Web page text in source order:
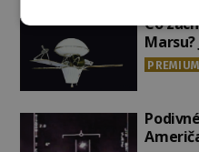
Co
PREMIUM